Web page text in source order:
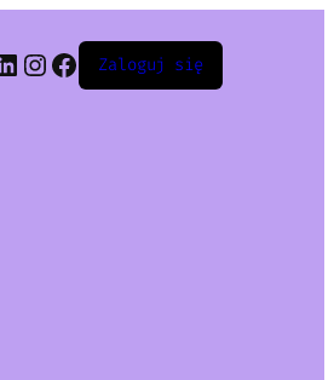
Instagram
Facebook
Zaloguj się